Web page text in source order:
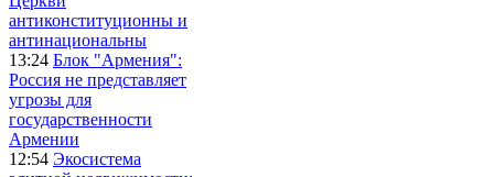
антиконституционны и
антинациональны
13:24 Блок "Армения":
Россия не представляет
угрозы для
государственности
Армении
12:54 Экосистема